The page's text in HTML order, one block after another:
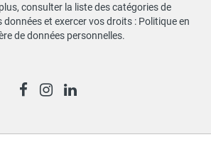
consulter la liste des catégories de
et exercer vos droits : Politique en
de données personnelles.